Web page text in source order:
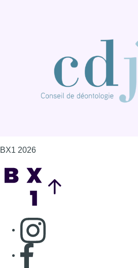
BX1 2026
Consulter page Instagram
Consulter page Facebook